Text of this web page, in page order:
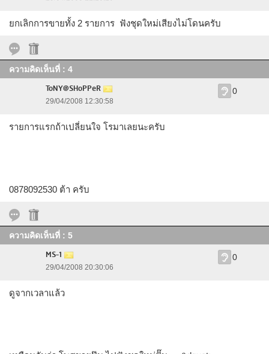
ยกเลิกการขายทั้ง 2 รายการ ฟังชุดใหม่เสียงไม่โดนครับ
ความคิดเห็นที่ : 4
ToNY@SHoPPeR
29/04/2008 12:30:58
0
รายการแรกถ้าเปลี่ยนใจ โรมาเลยนะครับ
0878092530 ต้า ครับ
ความคิดเห็นที่ : 5
MS-1
29/04/2008 20:30:06
0
ดูจากเวลาแล้ว